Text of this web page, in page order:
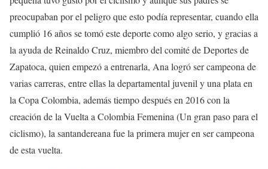
preocupaban por el peligro que esto podía representar, cuando ella
cumplió 16 años se tomó este deporte como algo serio, y gracias a
la ayuda de Reinaldo Cruz, miembro del comité de Deportes de
Zapatoca, quien empezó a entrenarla, Ana logró ser campeona de
varias carreras, entre ellas la departamental juvenil y una plata en
la Copa Colombia, además tiempo después en 2016 con la
creación de la Vuelta a Colombia Femenina (Un gran paso para el
ciclismo), la santandereana fue la primera mujer en ser campeona
de esta vuelta.